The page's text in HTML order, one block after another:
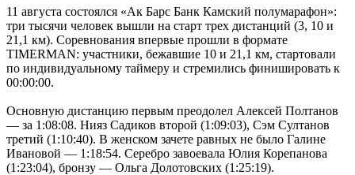
11 августа состоялся «Ак Барс Банк Камский полумарафон»:
три тысячи человек вышли на старт трех дистанций (3, 10 и
21,1 км). Соревнования впервые прошли в формате
TIMERMAN: участники, бежавшие 10 и 21,1 км, стартовали
по индивидуальному таймеру и стремились финишировать к
00:00:00.
Основную дистанцию первым преодолел Алексей Полтанов
— за 1:08:08. Нияз Садиков второй (1:09:03), Сэм Султанов
третий (1:10:40). В женском зачете равных не было Галине
Ивановой — 1:18:54. Серебро завоевала Юлия Корепанова
(1:23:04), бронзу — Ольга Долотовских (1:25:19).